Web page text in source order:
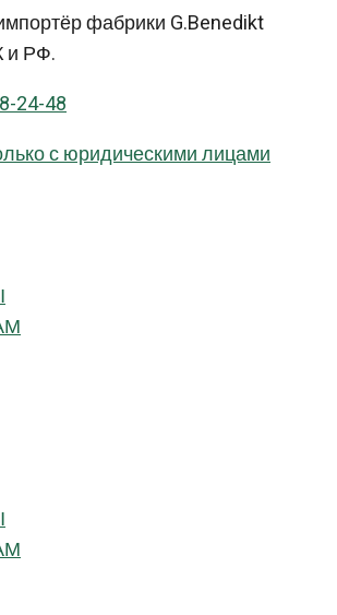
фабрики G.Benedikt
и РФ.
24-48
с юридическими лицами